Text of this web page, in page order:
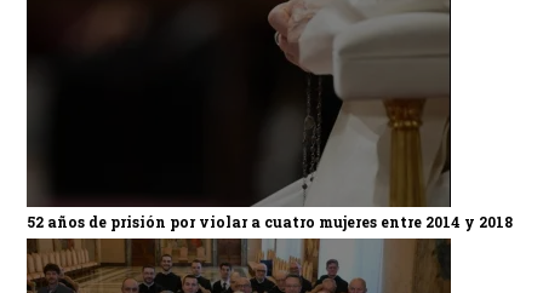
52 años de prisión por violar a cuatro mujeres entre 2014 y 2018